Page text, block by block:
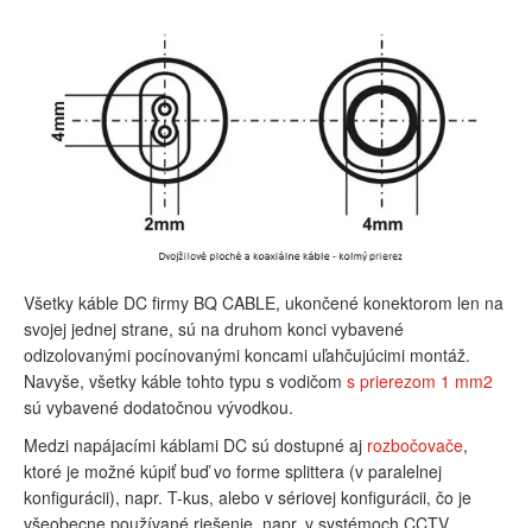
Všetky káble DC firmy BQ CABLE, ukončené konektorom len na
svojej jednej strane, sú na druhom konci vybavené
odizolovanými pocínovanými koncami uľahčujúcimi montáž.
Navyše, všetky káble tohto typu s vodičom s prierezom 1 mm2
sú vybavené dodatočnou vývodkou.
Medzi napájacími káblami DC sú dostupné aj rozbočovače,
ktoré je možné kúpiť buď vo forme splittera (v paralelnej
konfigurácii), napr. T-kus, alebo v sériovej konfigurácii, čo je
všeobecne používané riešenie, napr. v systémoch CCTV.